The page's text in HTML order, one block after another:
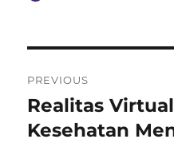
pos
PREVIOUS
Previous
post:
Realitas
Kesehatan